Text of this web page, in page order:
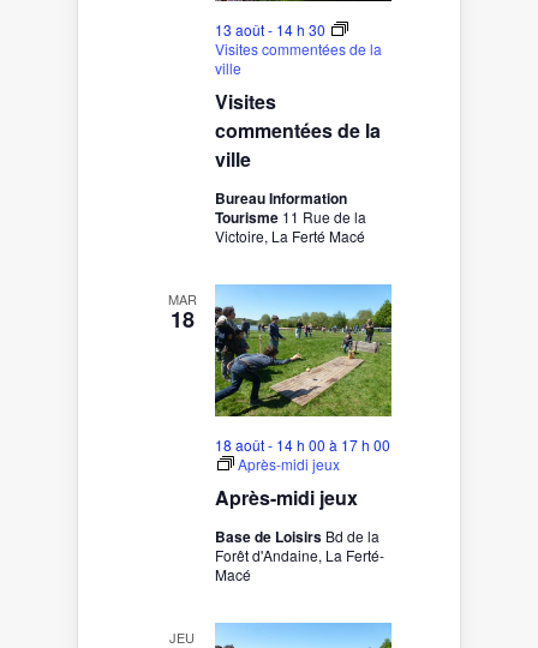
Visites
commentées de la
ville
13 août - 14 h 30
Visites commentées de la
ville
Bureau Information
Tourisme 11 Rue de la
Victoire, La Ferté Macé
MAR
18
Après-midi jeux
18 août - 14 h 00 à 17 h 00
Après-midi jeux
Base de Loisirs Bd de la
Forêt d'Andaine, La Ferté-
Macé
JEU